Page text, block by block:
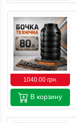
1040.00 грн.
В корзину